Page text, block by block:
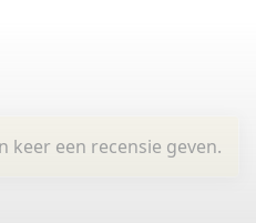
keer een recensie geven.